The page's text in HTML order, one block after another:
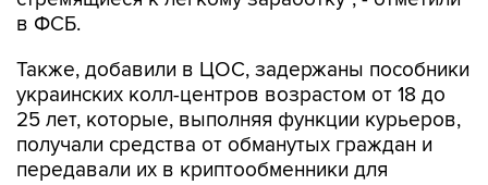
Также, добавили в ЦОС, задержаны пособники
25 лет, которые, выполняя функции курьеров,
получали средства от обманутых граждан и
передавали их в криптообменники для
дальнейшего направления на Украину.